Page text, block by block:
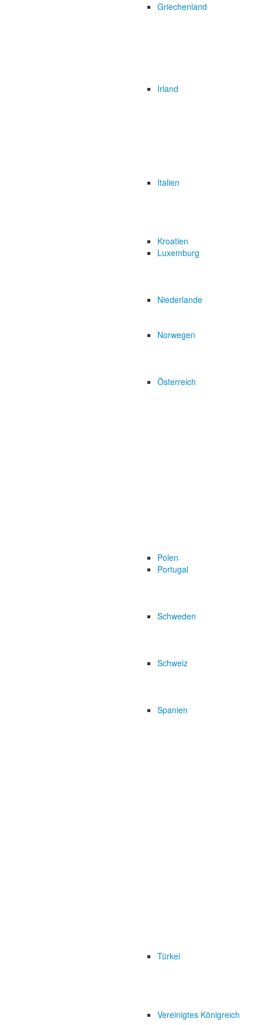
Griechenland
Irland
Italien
Kroatien
Luxemburg
Niederlande
Norwegen
Österreich
Polen
Portugal
Schweden
Schweiz
Spanien
Türkei
Vereinigtes Königreich